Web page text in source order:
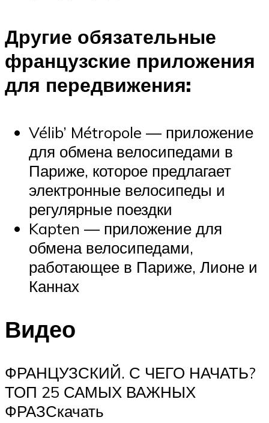
Другие обязательные
французские приложения
для передвижения:
Vélib’ Métropole — приложение
для обмена велосипедами в
Париже, которое предлагает
электронные велосипеды и
регулярные поездки
Kapten — приложение для
обмена велосипедами,
работающее в Париже, Лионе и
Каннах
Видео
ФРАНЦУЗСКИЙ. С ЧЕГО НАЧАТЬ?
ТОП 25 САМЫХ ВАЖНЫХ
ФРАЗСкачать